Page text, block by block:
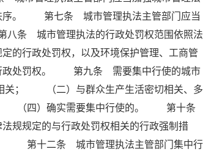
秩序。 第七条 城市管理执法主管部门应当
条 城市管理执法的行政处罚权范围依照法
的行政处罚权，以及环境保护管理、工商管
行政处罚权。 第九条 需要集中行使的城市
关； （二）与群众生产生活密切相关、多
； （四）确实需要集中行使的。 第十
规规定的与行政处罚权相关的行政强制措
第十二条 城市管理执法主管部门集中行